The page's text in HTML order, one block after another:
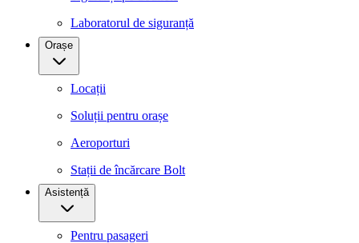
Laboratorul de siguranță
Orașe
Locații
Soluții pentru orașe
Aeroporturi
Stații de încărcare Bolt
Asistență
Pentru pasageri